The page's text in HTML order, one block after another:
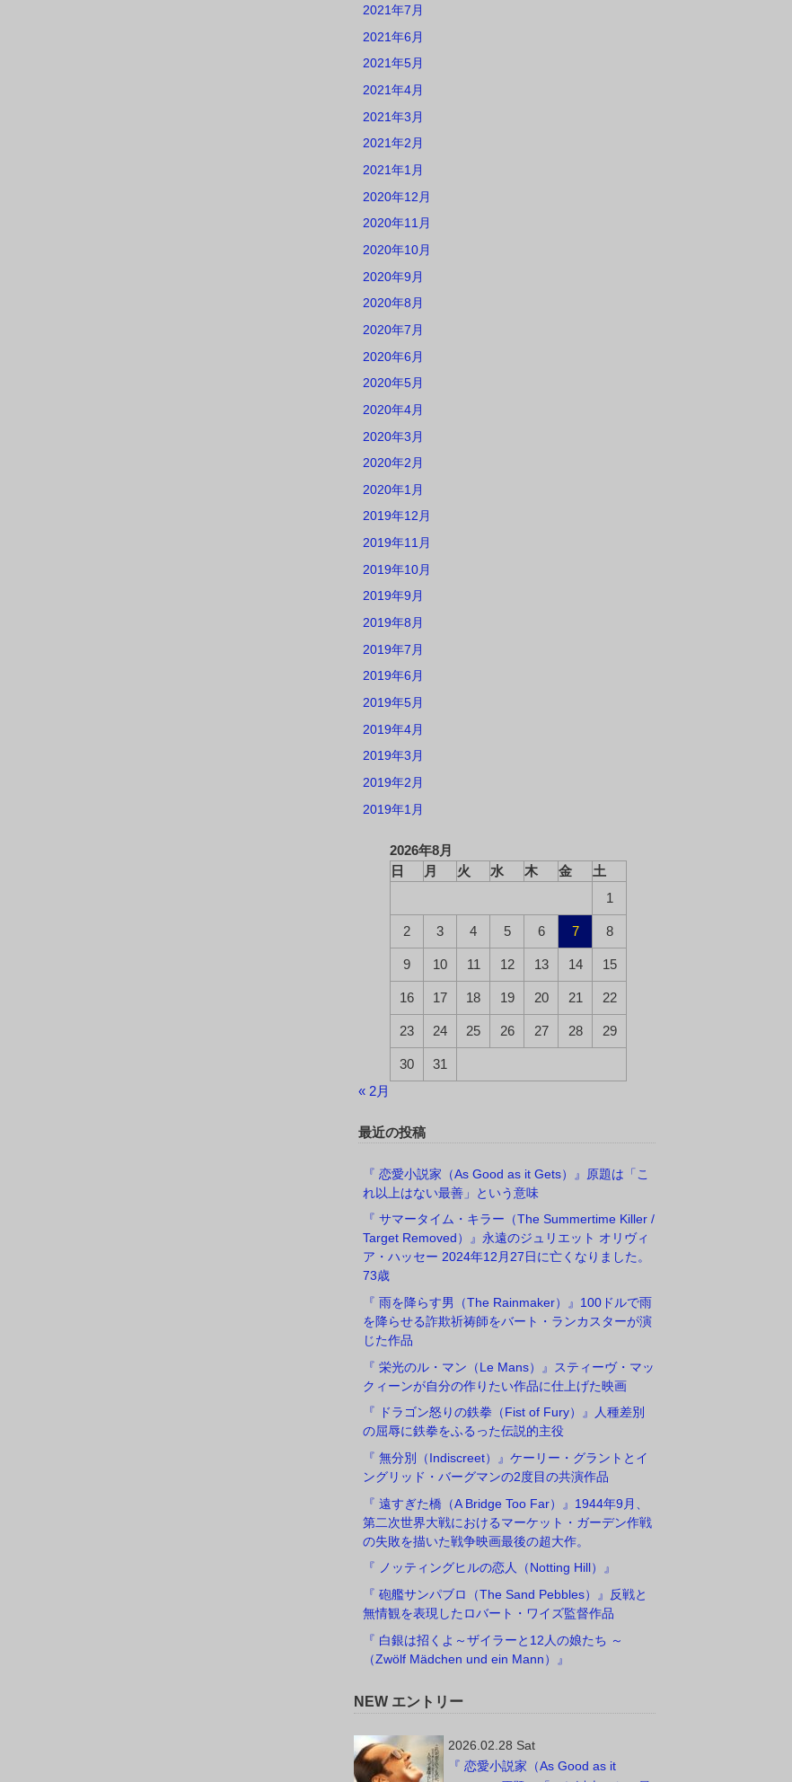
2021年7月
2021年6月
2021年5月
2021年4月
2021年3月
2021年2月
2021年1月
2020年12月
2020年11月
2020年10月
2020年9月
2020年8月
2020年7月
2020年6月
2020年5月
2020年4月
2020年3月
2020年2月
2020年1月
2019年12月
2019年11月
2019年10月
2019年9月
2019年8月
2019年7月
2019年6月
2019年5月
2019年4月
2019年3月
2019年2月
2019年1月
2026年8月
日
月 火 水 木 金
土
1
2 3 4 5 6 7 8
9 10 11 12 13 14 15
16 17 18 19 20 21 22
23 24 25 26 27 28 29
30
31
« 2月
最近の投稿
『 恋愛小説家（As Good as it Gets）』原題は「こ
れ以上はない最善」という意味
『 サマータイム・キラー（The Summertime Killer /
Target Removed）』永遠のジュリエット オリヴィ
ア・ハッセー 2024年12月27日に亡くなりました。
73歳
『 雨を降らす男（The Rainmaker）』100ドルで雨
を降らせる詐欺祈祷師をバート・ランカスターが演
じた作品
『 栄光のル・マン（Le Mans）』スティーヴ・マッ
クィーンが自分の作りたい作品に仕上げた映画
『 ドラゴン怒りの鉄拳（Fist of Fury）』人種差別
の屈辱に鉄拳をふるった伝説的主役
『 無分別（Indiscreet）』ケーリー・グラントとイ
ングリッド・バーグマンの2度目の共演作品
『 遠すぎた橋（A Bridge Too Far）』1944年9月、
第二次世界大戦におけるマーケット・ガーデン作戦
の失敗を描いた戦争映画最後の超大作。
『 ノッティングヒルの恋人（Notting Hill）』
『 砲艦サンパブロ（The Sand Pebbles）』反戦と
無情観を表現したロバート・ワイズ監督作品
『 白銀は招くよ～ザイラーと12人の娘たち ～
（Zwölf Mädchen und ein Mann）』
NEW エントリー
2026.02.28 Sat
『 恋愛小説家（As Good as it